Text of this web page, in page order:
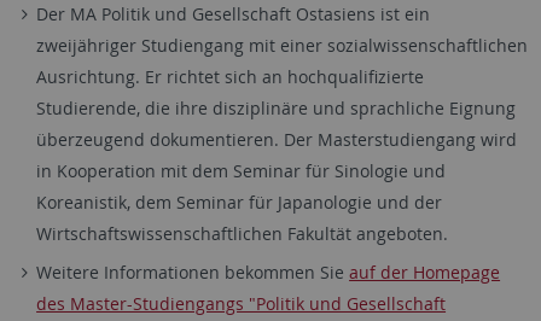
Der MA Politik und Gesellschaft Ostasiens ist ein
zweijähriger Studiengang mit einer sozialwissenschaftlichen
Ausrichtung. Er richtet sich an hochqualifizierte
Studierende, die ihre disziplinäre und sprachliche Eignung
überzeugend dokumentieren. Der Masterstudiengang wird
in Kooperation mit dem Seminar für Sinologie und
Koreanistik, dem Seminar für Japanologie und der
Wirtschaftswissenschaftlichen Fakultät angeboten.
Weitere Informationen bekommen Sieauf der Homepage
des Master-Studiengangs "Politik und Gesellschaft